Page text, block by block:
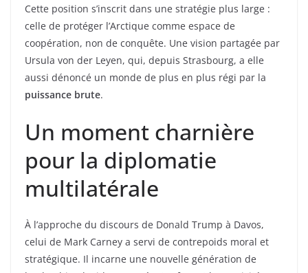
Cette position s’inscrit dans une stratégie plus large :
celle de protéger l’Arctique comme espace de
coopération, non de conquête. Une vision partagée par
Ursula von der Leyen, qui, depuis Strasbourg, a elle
aussi dénoncé un monde de plus en plus régi par la
puissance brute.
Un moment charnière
pour la diplomatie
multilatérale
À l’approche du discours de Donald Trump à Davos,
celui de Mark Carney a servi de contrepoids moral et
stratégique. Il incarne une nouvelle génération de